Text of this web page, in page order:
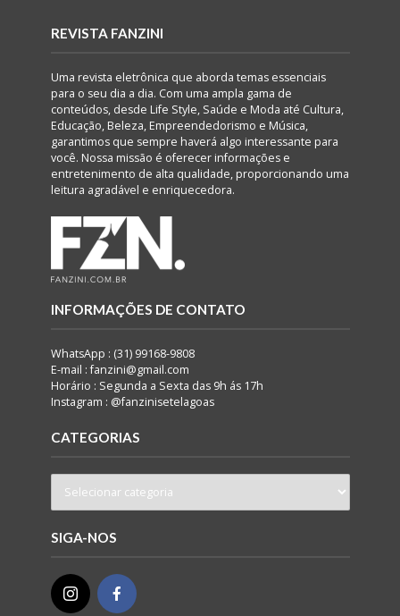
REVISTA FANZINI
Uma revista eletrônica que aborda temas essenciais
para o seu dia a dia. Com uma ampla gama de
conteúdos, desde Life Style, Saúde e Moda até Cultura,
Educação, Beleza, Empreendedorismo e Música,
garantimos que sempre haverá algo interessante para
você. Nossa missão é oferecer informações e
entretenimento de alta qualidade, proporcionando uma
leitura agradável e enriquecedora.
INFORMAÇÕES DE CONTATO
WhatsApp : (31) 99168-9808
E-mail : fanzini@gmail.com
Horário : Segunda a Sexta das 9h ás 17h
Instagram : @fanzinisetelagoas
CATEGORIAS
SIGA-NOS